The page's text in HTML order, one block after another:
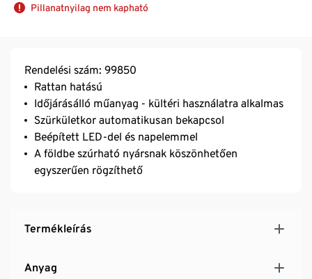
Pillanatnyilag nem kapható
Rendelési szám: 99850
Rattan hatású
Időjárásálló műanyag - kültéri használatra alkalmas
Szürkületkor automatikusan bekapcsol
Beépített LED-del és napelemmel
A földbe szúrható nyársnak köszönhetően
egyszerűen rögzíthető
Termékleírás
Anyag